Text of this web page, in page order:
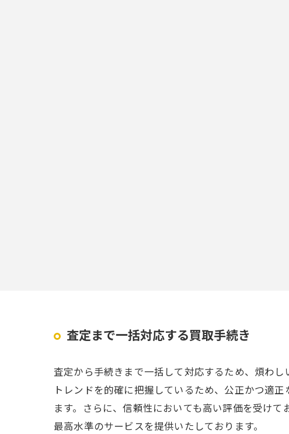
査定まで一括対応する買取手続き
査定から手続きまで一括して対応するため、煩わ
トレンドを的確に把握しているため、公正かつ適
ます。さらに、信頼性においても高い評価を受け
最高水準のサービスを提供いたしております。